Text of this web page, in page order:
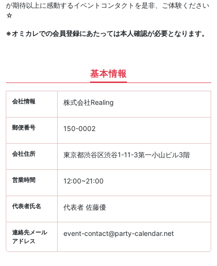
が期待以上に感動するイベントコンタクトを是非、ご体験ください
☆
※オミカレでの会員登録にあたっては本人確認が必要となります。
基本情報
会社情報 株式会社Realing
郵便番号 150-0002
会社住所 東京都渋谷区渋谷1-11-3第一小山ビル3階
営業時間 12:00~21:00
代表者氏名 代表者 佐藤優
連絡先メール
アドレス
event-contact@party-calendar.net